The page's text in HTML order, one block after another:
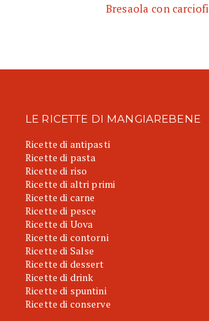
Bresaola con carciofi
LE RICETTE DI MANGIAREBENE
Ricette di antipasti
Ricette di pasta
Ricette di riso
Ricette di altri primi
Ricette di carne
Ricette di pesce
Ricette di Uova
Ricette di contorni
Ricette di Salse
Ricette di dessert
Ricette di drink
Ricette di spuntini
Ricette di conserve